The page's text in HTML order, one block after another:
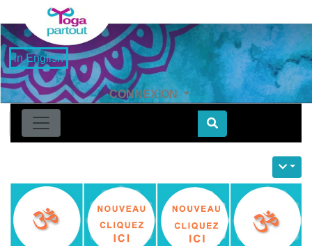
in English
CONNEXION
Find